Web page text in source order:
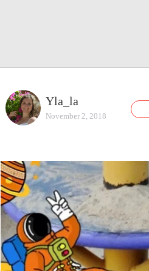
Yla_la
November 2, 2018